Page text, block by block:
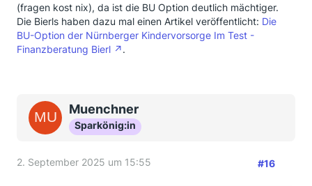
(fragen kost nix), da ist die BU Option deutlich mächtiger.
Die Bierls haben dazu mal einen Artikel veröffentlicht: Die
BU-Option der Nürnberger Kindervorsorge Im Test -
Finanzberatung Bierl
.
Muenchner
Sparkönig:in
2. September 2025 um 15:55 #16